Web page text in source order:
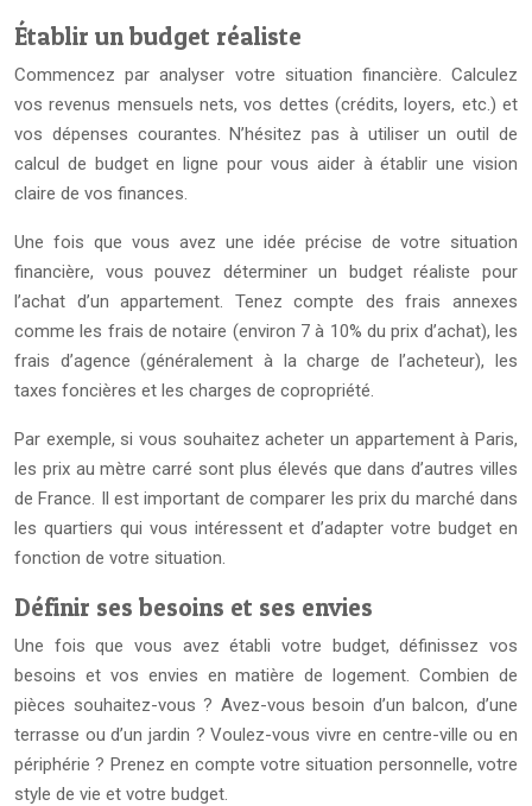
Établir un budget réaliste
Commencez par analyser votre situation financière. Calculez
vos revenus mensuels nets, vos dettes (crédits, loyers, etc.) et
vos dépenses courantes. N’hésitez pas à utiliser un outil de
calcul de budget en ligne pour vous aider à établir une vision
claire de vos finances.
Une fois que vous avez une idée précise de votre situation
financière, vous pouvez déterminer un budget réaliste pour
l’achat d’un appartement. Tenez compte des frais annexes
comme les frais de notaire (environ 7 à 10% du prix d’achat), les
frais d’agence (généralement à la charge de l’acheteur), les
taxes foncières et les charges de copropriété.
Par exemple, si vous souhaitez acheter un appartement à Paris,
les prix au mètre carré sont plus élevés que dans d’autres villes
de France. Il est important de comparer les prix du marché dans
les quartiers qui vous intéressent et d’adapter votre budget en
fonction de votre situation.
Définir ses besoins et ses envies
Une fois que vous avez établi votre budget, définissez vos
besoins et vos envies en matière de logement. Combien de
pièces souhaitez-vous ? Avez-vous besoin d’un balcon, d’une
terrasse ou d’un jardin ? Voulez-vous vivre en centre-ville ou en
périphérie ? Prenez en compte votre situation personnelle, votre
style de vie et votre budget.